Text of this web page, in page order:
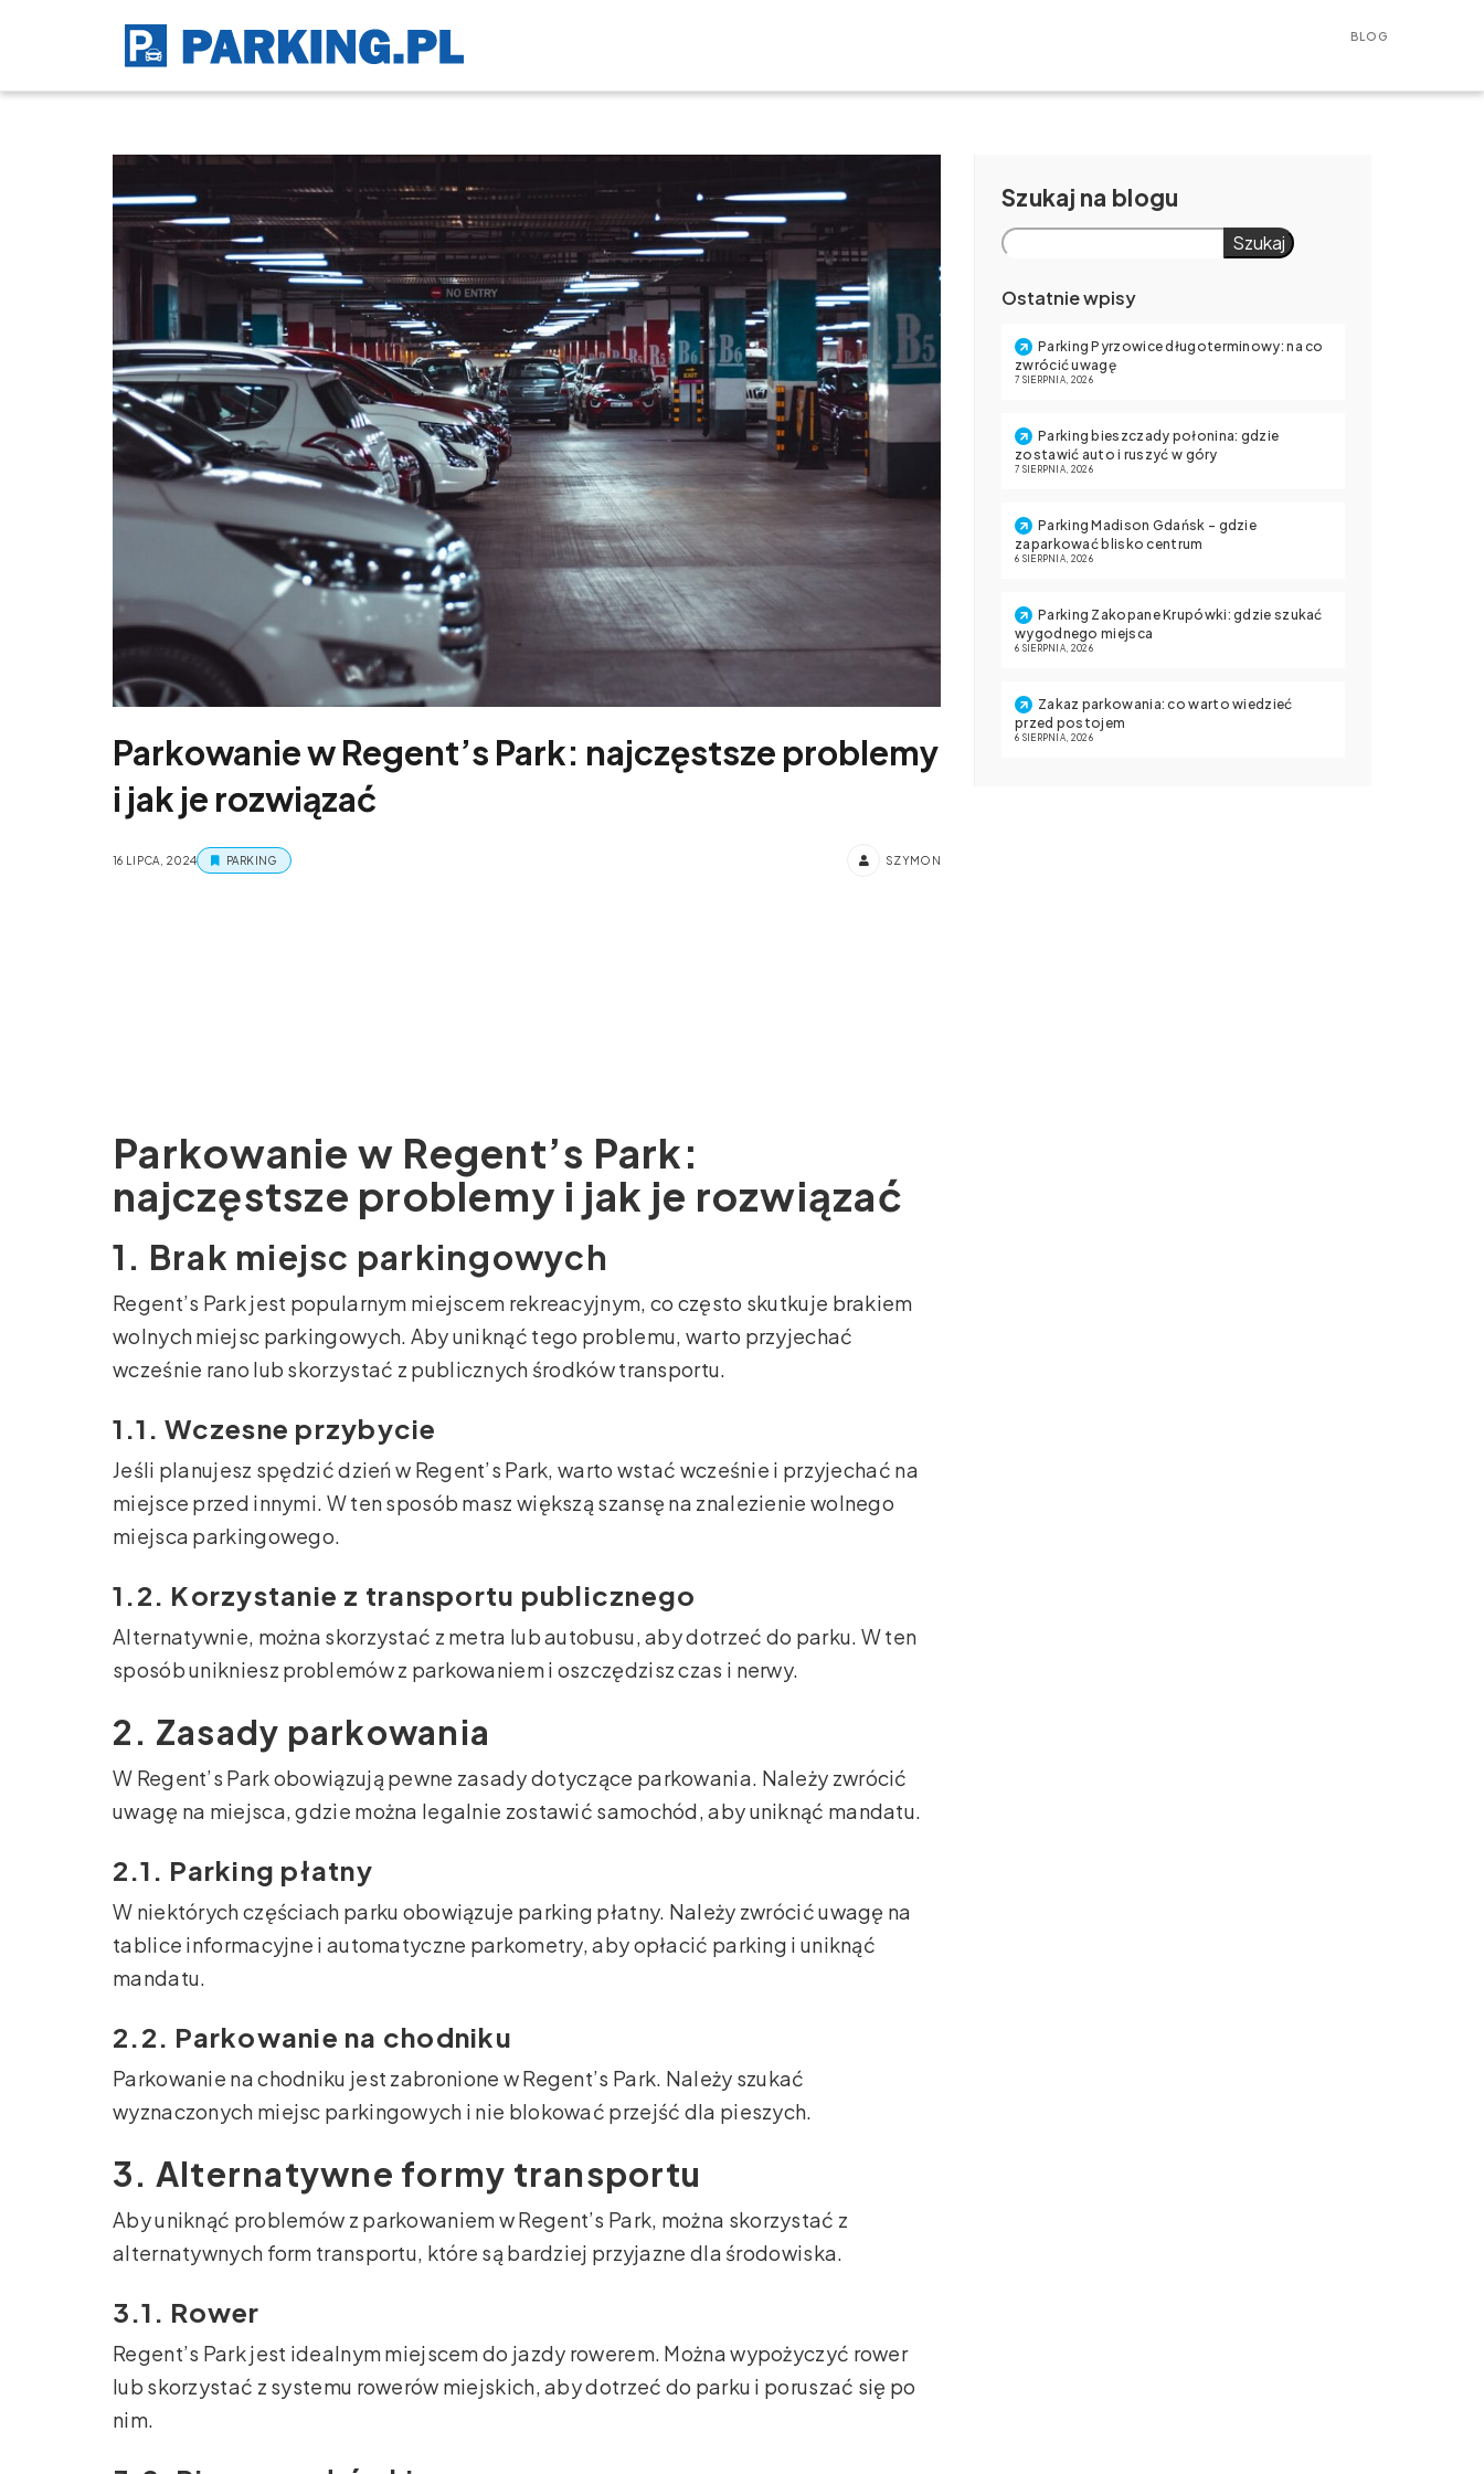
BLOG
Parkowanie w Regent’s Park: najczęstsze problemy
i jak je rozwiązać
16 LIPCA, 2024 PARKING SZYMON
Parkowanie w Regent’s Park:
najczęstsze problemy i jak je rozwiązać
1. Brak miejsc parkingowych
Regent’s Park jest popularnym miejscem rekreacyjnym, co często skutkuje brakiem
wolnych miejsc parkingowych. Aby uniknąć tego problemu, warto przyjechać
wcześnie rano lub skorzystać z publicznych środków transportu.
1.1. Wczesne przybycie
Jeśli planujesz spędzić dzień w Regent’s Park, warto wstać wcześnie i przyjechać na
miejsce przed innymi. W ten sposób masz większą szansę na znalezienie wolnego
miejsca parkingowego.
1.2. Korzystanie z transportu publicznego
Alternatywnie, można skorzystać z metra lub autobusu, aby dotrzeć do parku. W ten
sposób unikniesz problemów z parkowaniem i oszczędzisz czas i nerwy.
2. Zasady parkowania
W Regent’s Park obowiązują pewne zasady dotyczące parkowania. Należy zwrócić
uwagę na miejsca, gdzie można legalnie zostawić samochód, aby uniknąć mandatu.
2.1. Parking płatny
W niektórych częściach parku obowiązuje parking płatny. Należy zwrócić uwagę na
tablice informacyjne i automatyczne parkometry, aby opłacić parking i uniknąć
mandatu.
2.2. Parkowanie na chodniku
Parkowanie na chodniku jest zabronione w Regent’s Park. Należy szukać
wyznaczonych miejsc parkingowych i nie blokować przejść dla pieszych.
3. Alternatywne formy transportu
Aby uniknąć problemów z parkowaniem w Regent’s Park, można skorzystać z
alternatywnych form transportu, które są bardziej przyjazne dla środowiska.
3.1. Rower
Regent’s Park jest idealnym miejscem do jazdy rowerem. Można wypożyczyć rower
lub skorzystać z systemu rowerów miejskich, aby dotrzeć do parku i poruszać się po
nim.
Szukaj
Szukaj
Ostatnie wpisy
Parking Pyrzowice długoterminowy: na co
zwrócić uwagę
7 SIERPNIA, 2026
Parking bieszczady połonina: gdzie
zostawić auto i ruszyć w góry
7 SIERPNIA, 2026
Parking Madison Gdańsk – gdzie
zaparkować blisko centrum
6 SIERPNIA, 2026
Parking Zakopane Krupówki: gdzie szukać
wygodnego miejsca
6 SIERPNIA, 2026
Zakaz parkowania: co warto wiedzieć
przed postojem
6 SIERPNIA, 2026